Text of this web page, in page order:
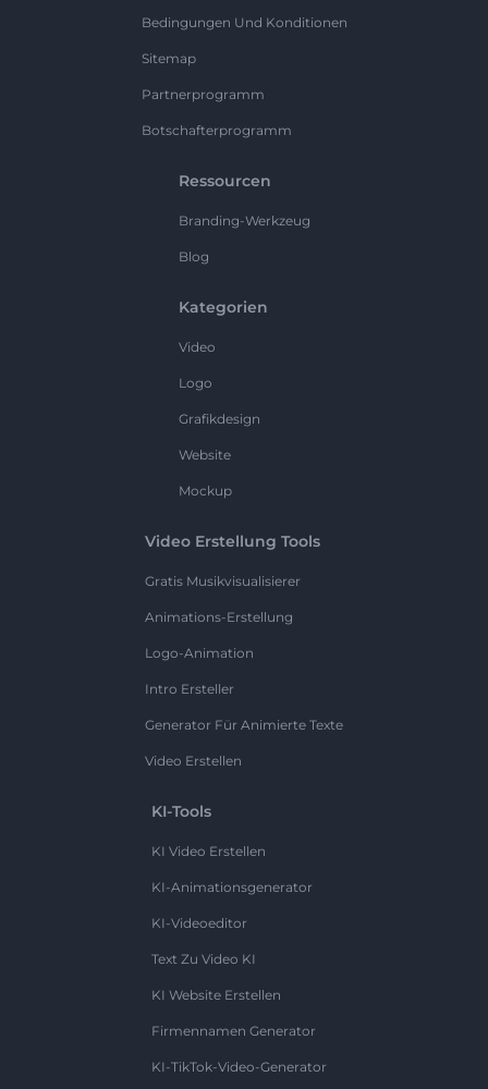
Bedingungen Und Konditionen
Sitemap
Partnerprogramm
Botschafterprogramm
Ressourcen
Branding-Werkzeug
Blog
Kategorien
Video
Logo
Grafikdesign
Website
Mockup
Video Erstellung Tools
Gratis Musikvisualisierer
Animations-Erstellung
Logo-Animation
Intro Ersteller
Generator Für Animierte Texte
Video Erstellen
KI-Tools
KI Video Erstellen
KI-Animationsgenerator
KI-Videoeditor
Text Zu Video KI
KI Website Erstellen
Firmennamen Generator
KI-TikTok-Video-Generator